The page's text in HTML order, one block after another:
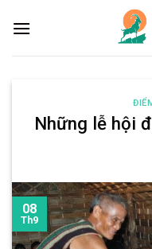
đến
Những lễ hội
08
Th9